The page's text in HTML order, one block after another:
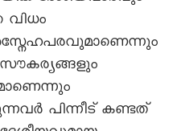
വിധം
പിന്നീട് കണ്ടത്